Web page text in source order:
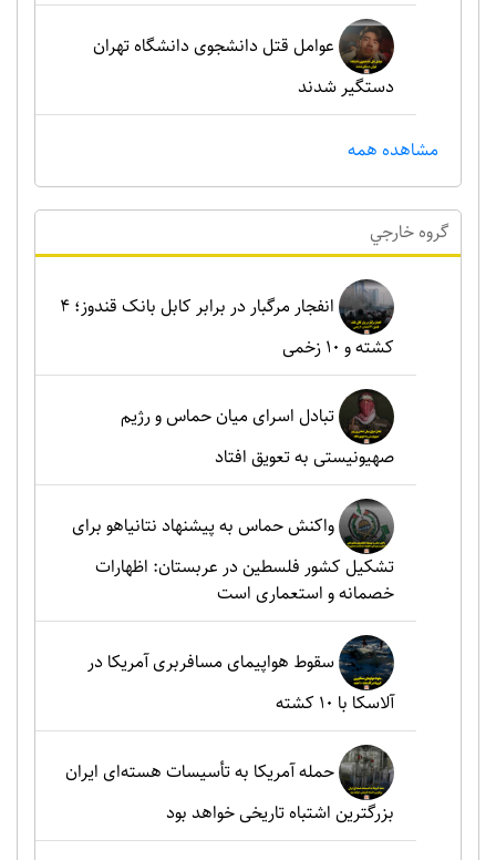
عوامل قتل دانشجوی دانشگاه تهران
دستگیر شدند
مشاهده همه
گروه خارجي
انفجار مرگبار در برابر کابل بانک قندوز؛ ۴
کشته و ۱۰ زخمی
تبادل اسرای میان حماس و رژیم
صهیونیستی به تعویق افتاد
واکنش حماس به پیشنهاد نتانیاهو برای
تشکیل کشور فلسطین در عربستان: اظهارات
خصمانه و استعماری است
سقوط هواپیمای مسافربری آمریکا در
آلاسکا با ۱۰ کشته
حمله آمریکا به تأسیسات هسته‌ای ایران
بزرگترین اشتباه تاریخی خواهد بود